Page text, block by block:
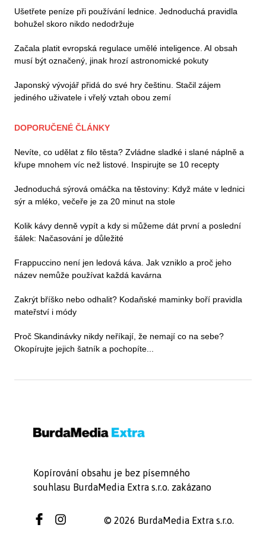
Ušetřete peníze při používání lednice. Jednoduchá pravidla
bohužel skoro nikdo nedodržuje
Začala platit evropská regulace umělé inteligence. AI obsah
musí být označený, jinak hrozí astronomické pokuty
Japonský vývojář přidá do své hry češtinu. Stačil zájem
jediného uživatele i vřelý vztah obou zemí
DOPORUČENÉ ČLÁNKY
Nevíte, co udělat z filo těsta? Zvládne sladké i slané náplně a
křupe mnohem víc než listové. Inspirujte se 10 recepty
Jednoduchá sýrová omáčka na těstoviny: Když máte v lednici
sýr a mléko, večeře je za 20 minut na stole
Kolik kávy denně vypít a kdy si můžeme dát první a poslední
šálek: Načasování je důležité
Frappuccino není jen ledová káva. Jak vzniklo a proč jeho
název nemůže používat každá kavárna
Zakrýt bříško nebo odhalit? Kodaňské maminky boří pravidla
mateřství i módy
Proč Skandinávky nikdy neříkají, že nemají co na sebe?
Okopírujte jejich šatník a pochopíte...
Kopírování obsahu je bez písemného
souhlasu BurdaMedia Extra s.r.o. zakázano
© 2026 BurdaMedia Extra s.r.o.